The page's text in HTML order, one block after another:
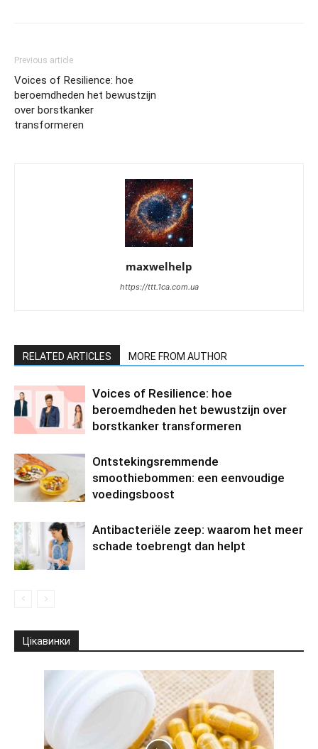
Previous article
Voices of Resilience: hoe
beroemdheden het bewustzijn
over borstkanker
transformeren
maxwelhelp
https://ttt.1ca.com.ua
RELATED ARTICLES MORE FROM AUTHOR
Voices of Resilience: hoe
beroemdheden het bewustzijn over
borstkanker transformeren
Ontstekingsremmende
smoothiebommen: een eenvoudige
voedingsboost
Antibacteriële zeep: waarom het meer
schade toebrengt dan helpt
Цікавинки